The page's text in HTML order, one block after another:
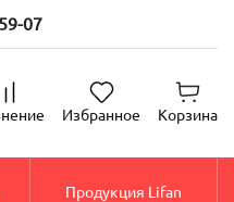
07
Избранное Корзина
Продукция Lifan